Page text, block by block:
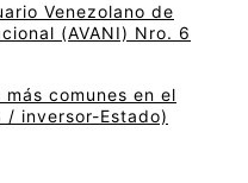
Venezolano de
(AVANI) Nro. 6
comunes en el
/ inversor-Estado)